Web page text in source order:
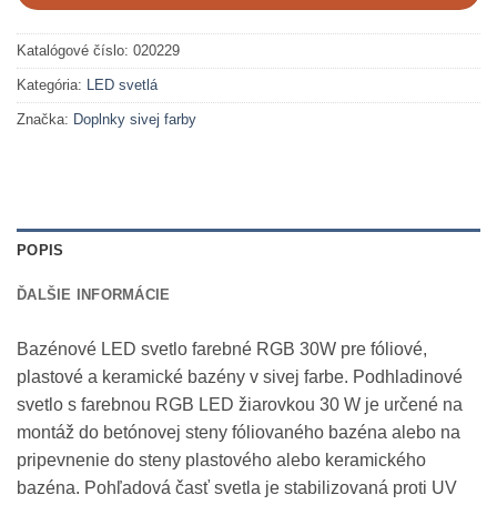
Katalógové číslo: 020229
Kategória: LED svetlá
Značka: Doplnky sivej farby
POPIS
ĎALŠIE INFORMÁCIE
Bazénové LED svetlo farebné RGB 30W pre fóliové,
plastové a keramické bazény v sivej farbe. Podhladinové
svetlo s farebnou RGB LED žiarovkou 30 W je určené na
montáž do betónovej steny fóliovaného bazéna alebo na
pripevnenie do steny plastového alebo keramického
bazéna. Pohľadová časť svetla je stabilizovaná proti UV